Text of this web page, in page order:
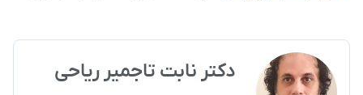
دکتر نابت تاجمیر ریاحی